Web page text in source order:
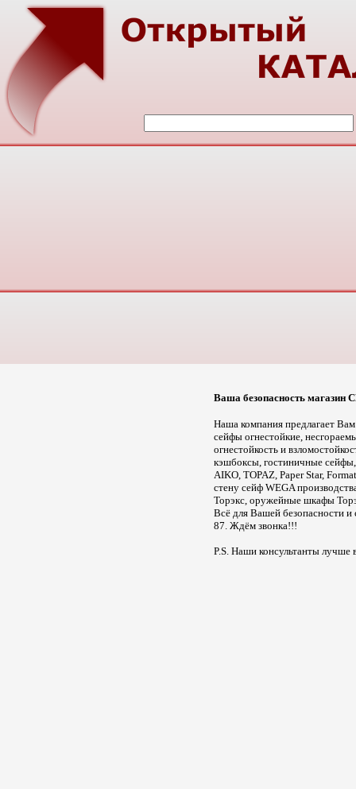
Ваша безопасность
Наша компания предлагает
сейфы огнестойкие,
огнестойкость и
кэшбоксы, гостиничные
AIKO, TOPAZ, Paper Star,
стену сейф WEGA
Торэкс, оружейные шкафы
Всё для Вашей безопасности
87. Ждём звонка!!!
P.S. Наши консультанты лучше